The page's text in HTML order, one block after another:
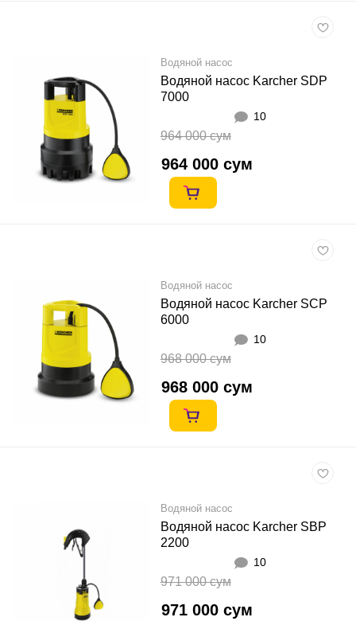
Водяной насос
Водяной насос Karcher SDP
7000
10
964 000 сум
964 000 сум
Водяной насос
Водяной насос Karcher SCP
6000
10
968 000 сум
968 000 сум
Водяной насос
Водяной насос Karcher SBP
2200
10
971 000 сум
971 000 сум